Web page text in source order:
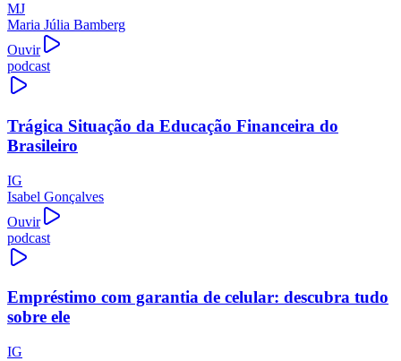
MJ
Maria Júlia Bamberg
Ouvir
podcast
Trágica Situação da Educação Financeira do
Brasileiro
IG
Isabel Gonçalves
Ouvir
podcast
Empréstimo com garantia de celular: descubra tudo
sobre ele
IG